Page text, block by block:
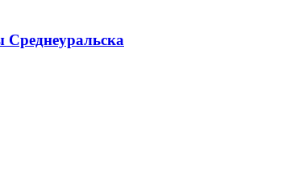
Среднеуральска